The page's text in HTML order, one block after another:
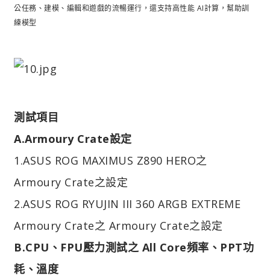
公任務、建模、編輯和遊戲的流暢運行，還支持高性能 AI計算，幫助訓
練模型
測試項目
A.Armoury Crate設定
1.ASUS ROG MAXIMUS Z890 HERO之
Armoury Crate之設定
2.ASUS ROG RYUJIN III 360 ARGB EXTREME
Armoury Crate之 Armoury Crate之設定
B.CPU、FPU壓力測試之 All Core頻率、PPT功
耗、溫度